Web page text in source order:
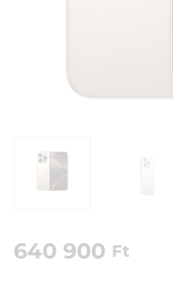
640 900 Ft